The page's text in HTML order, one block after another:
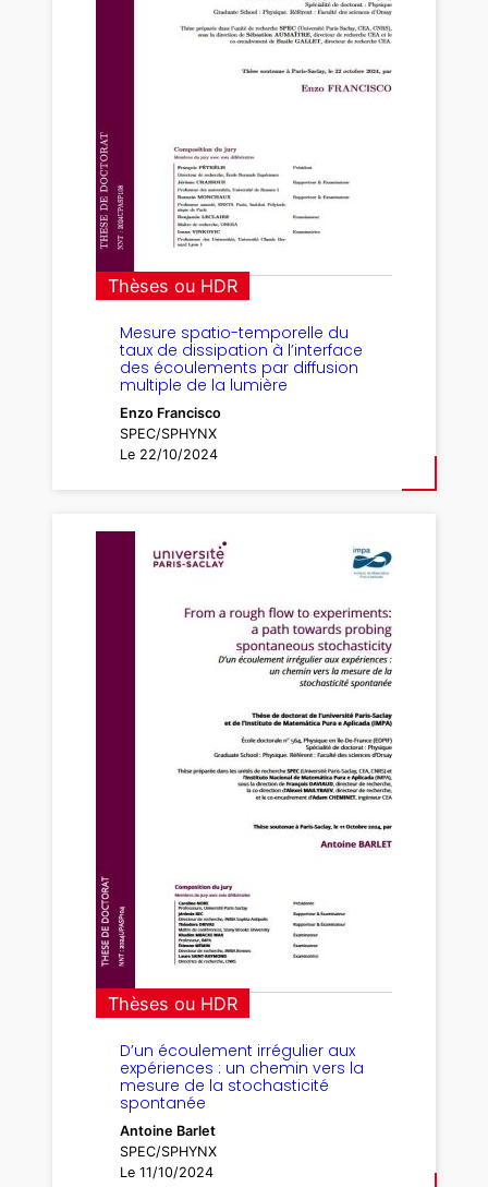
Thèses ou HDR
Mesure spatio-temporelle du
taux de dissipation à l’interface
des écoulements par diffusion
multiple de la lumière
Enzo Francisco
SPEC/SPHYNX
Le 22/10/2024
Thèses ou HDR
D’un écoulement irrégulier aux
expériences : un chemin vers la
mesure de la stochasticité
spontanée
Antoine Barlet
SPEC/SPHYNX
Le 11/10/2024